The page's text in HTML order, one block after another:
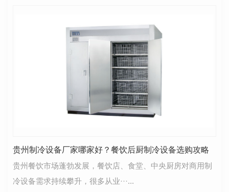
贵州制冷设备厂家哪家好？餐饮后厨制冷设备选购攻略
贵州餐饮市场蓬勃发展，餐饮店、食堂、中央厨房对商用制
冷设备需求持续攀升，很多从业···...